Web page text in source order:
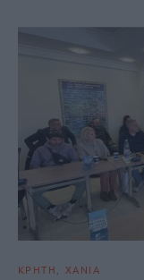
ΚΡΗΤΗ ΧΑΝΙΑ